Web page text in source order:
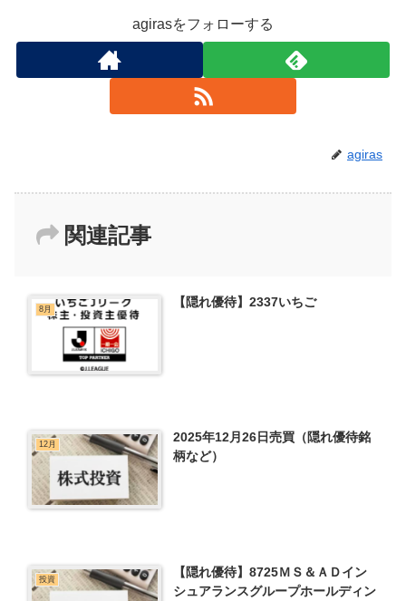
agirasをフォローする
agiras
関連記事
8月 【隠れ優待】2337いちご
12月
2025年12月26日売買（隠れ優待銘
柄など）
投資
【隠れ優待】8725ＭＳ＆ＡＤイン
シュアランスグループホールディン